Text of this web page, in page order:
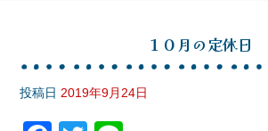
１０月の定休日
投稿日 2019年9月24日